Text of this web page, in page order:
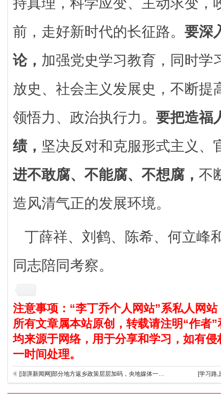
前，走好新时代的长征路。 要深
论， 加强党史学习教育，同时学
放史、社会主义发展史，不断提
领悟力、政治执行力。 要把造福
绩， 坚决反对和克服形式主义、
进不敢腐、不能腐、不想腐， 不
造风清气正的发展环境。
丁薛祥、刘鹤、陈希、何立峰
同志陪同考察。
注意事项：“李丁乔个人网站”系私人网
所有文章属本站原创，转载请注明“作者
均来源于网络，用于分享和学习，如有
一时间处理。
[澎湃新闻网]部分地方返乡政策层层加码，央地媒体一齐追问 [学习路